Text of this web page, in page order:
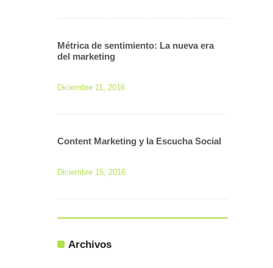
Métrica de sentimiento: La nueva era
del marketing
Diciembre 11, 2016
Content Marketing y la Escucha Social
Diciembre 15, 2016
Archivos